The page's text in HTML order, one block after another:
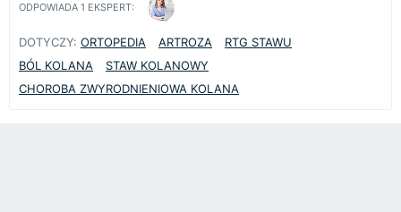
ODPOWIADA 1 EKSPERT:
DOTYCZY: ORTOPEDIA ARTROZA
RTG STAWU
BÓL KOLANA
STAW KOLANOWY
CHOROBA ZWYRODNIENIOWA KOLANA